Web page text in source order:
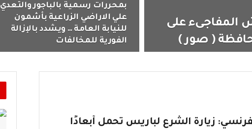
المفاجىء على
( صور )
بمحررات رسمية بالباجور والتعدي
علي الاراضي الزراعية بأشمون
للنيابة العامة … ويشدد بالإزالة
الفورية للمخالفات
زيارة الشرع لباريس تحمل أبعادًا